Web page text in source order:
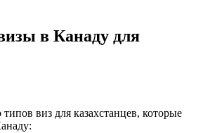
в Канаду для
виз для казахстанцев, которые